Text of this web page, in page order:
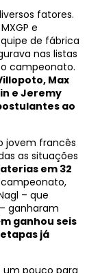
fatores.
e
de fábrica
nas listas
campeonato.
Max
e Jeremy
ao
jovem francês
as situações
em 32
– que
ganharam
ganhou seis
etapas já